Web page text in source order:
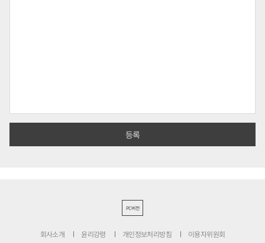
PC버전
회사소개 윤리강령 개인정보처리방침 이용자위원회